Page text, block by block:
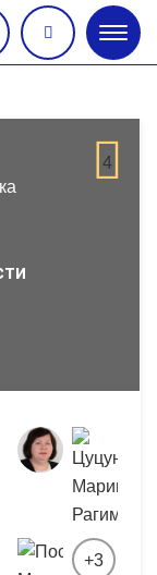
меню
4
+3